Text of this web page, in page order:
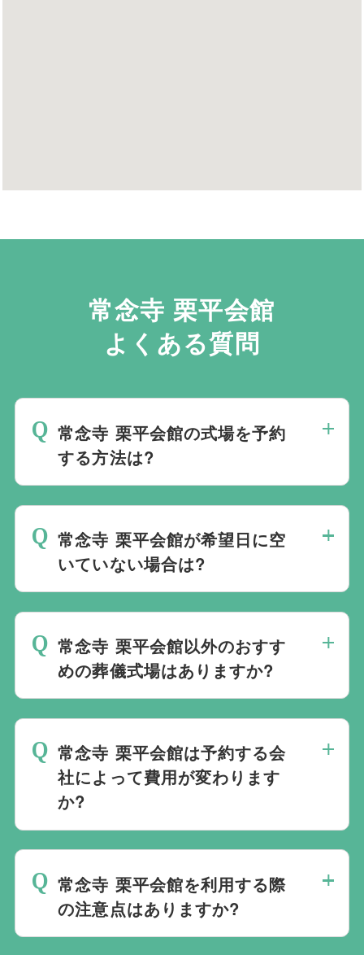
常念寺 栗平会館
よくある質問
常念寺 栗平会館の式場を予約
する方法は?
ご予約は葬儀社を通じたお手続きが必要で
す。万が一の際は、当社むすびすにご連絡
ください。式場のご予約はもちろん、ご搬
送・ご安置・ご葬儀・葬儀後の各種手続き
まで、すべて一貫してお手伝いいたしま
す。
常念寺 栗平会館が希望日に空
いていない場合は?
います。また、1都3県1220式場と提携し
ておりますので、葬儀を検討している地域
周辺の式場を無料でご案内することも可能
です。自社会館を持たないことで無理に自
社会館を勧めることなく柔軟にご提案がで
きます。
常念寺 栗平会館以外のおすす
めの葬儀式場はありますか?
すすめの式場をご紹介させていただきま
す。また、式場でご葬儀気を行うのが一般
的ですが、どこで葬儀を行うかは多様化し
ており必ずしも式場を借りて行う必要はな
く、近年では自宅でご葬儀を行う自宅葬を
選ばれる方もいます。私たちは自宅でのご
葬儀を含め多くの実績がございますので、
常念寺 栗平会館は予約する会
社によって費用が変わります
か?
葬儀会社から予約をしても式場利用料は同
じです。
常念寺 栗平会館を利用する際
の注意点はありますか?